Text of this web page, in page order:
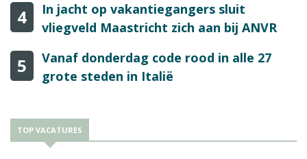
4
In jacht op vakantiegangers sluit
vliegveld Maastricht zich aan bij ANVR
5
Vanaf donderdag code rood in alle 27
grote steden in Italië
TOP VACATURES